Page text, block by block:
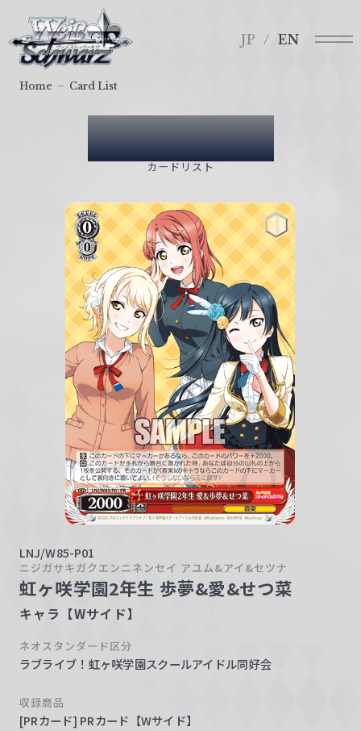
ァ
イ
JP EN
Card List
カードリスト
Home Card List
LNJ/W85-P01
ニジガサキガクエンニネンセイ アユム&アイ&セツナ
虹ヶ咲学園2年生 歩夢&愛&せつ菜
キャラ【Wサイド】
ネオスタンダード区分
ラブライブ！虹ヶ咲学園スクールアイドル同好会
収録商品
[PRカード] PRカード【Wサイド】